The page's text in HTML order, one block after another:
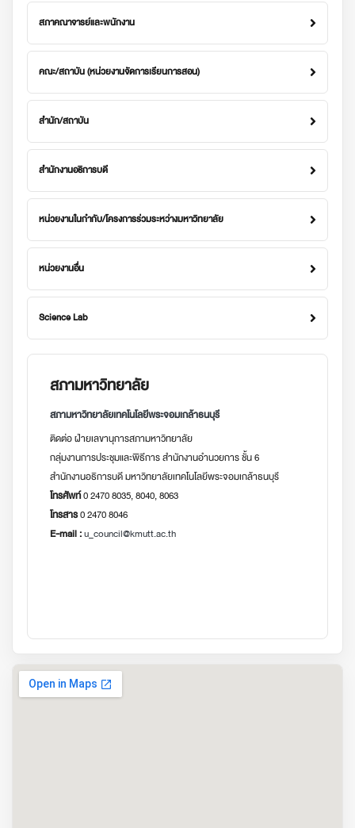
สภาคณาจารย์และพนักงาน
คณะ/สถาบัน (หน่วยงานจัดการเรียนการสอน)
สำนัก/สถาบัน
สำนักงานอธิการบดี
หน่วยงานในกำกับ/โครงการร่วมระหว่างมหาวิทยาลัย
หน่วยงานอื่น
Science Lab
สภามหาวิทยาลัย
สภามหาวิทยาลัยเทคโนโลยีพระจอมเกล้าธนบุรี
ติดต่อ ฝ่ายเลขานุการสภามหาวิทยาลัย
กลุ่มงานการประชุมและพิธีการ สำนักงานอำนวยการ ชั้น 6
สำนักงานอธิการบดี มหาวิทยาลัยเทคโนโลยีพระจอมเกล้าธนบุรี
โทรศัพท์0 2470 8035, 8040, 8063
โทรสาร0 2470 8046
E-mail :u_council@kmutt.ac.th